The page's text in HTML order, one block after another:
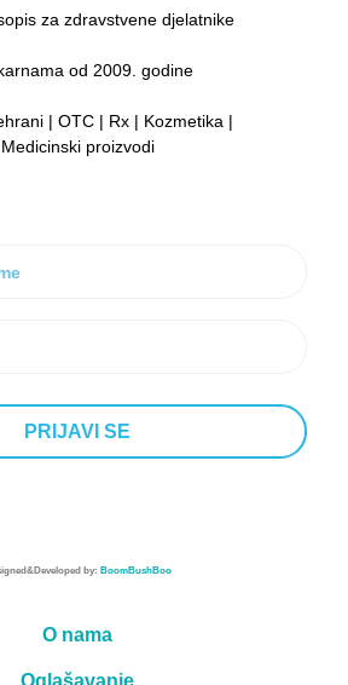
za zdravstvene djelatnike
od 2009. godine
| OTC | Rx | Kozmetika |
Medicinski proizvodi
by: BoomBushBoo
O nama
Oglašavanje